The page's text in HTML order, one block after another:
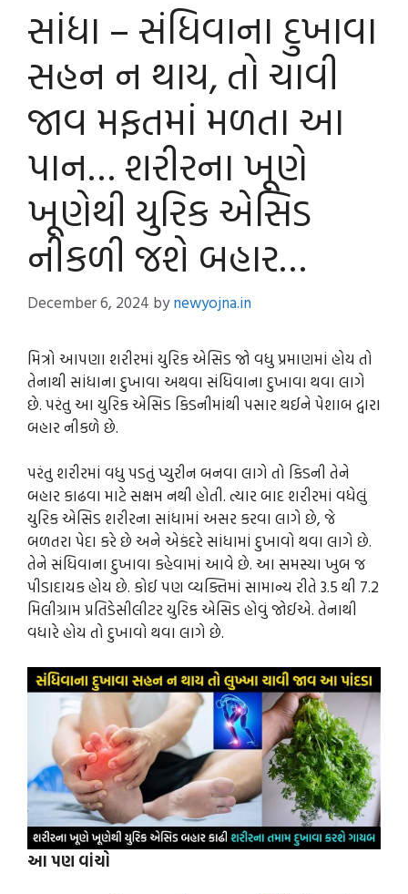
સાંધા – સંધિવાના દુખાવા
સહન ન થાય, તો ચાવી
જાવ મફતમાં મળતા આ
પાન… શરીરના ખૂણે
ખૂણેથી યુરિક એસિડ
નીકળી જશે બહાર…
December 6, 2024 bynewyojna.in
મિત્રો આપણા શરીરમાં યુરિક એસિડ જો વધુ પ્રમાણમાં હોય તો
તેનાથી સાંધાના દુખાવા અથવા સંધિવાના દુખાવા થવા લાગે
છે. પરંતુ આ યુરિક એસિડ કિડનીમાંથી પસાર થઈને પેશાબ દ્વારા
બહાર નીકળે છે.
પરંતુ શરીરમાં વધુ પડતું પ્યુરીન બનવા લાગે તો કિડની તેને
બહાર કાઢવા માટે સક્ષમ નથી હોતી. ત્યાર બાદ શરીરમાં વધેલું
યુરિક એસિડ શરીરના સાંધામાં અસર કરવા લાગે છે, જે
બળતરા પેદા કરે છે અને એકંદરે સાંધામાં દુખાવો થવા લાગે છે.
તેને સંધિવાના દુખાવા કહેવામાં આવે છે. આ સમસ્યા ખુબ જ
પીડાદાયક હોય છે. કોઈ પણ વ્યક્તિમાં સામાન્ય રીતે 3.5 થી 7.2
મિલીગ્રામ પ્રતિડેસીલીટર યુરિક એસિડ હોવું જોઈએ. તેનાથી
વધારે હોય તો દુખાવો થવા લાગે છે.
આ પણ વાંચો